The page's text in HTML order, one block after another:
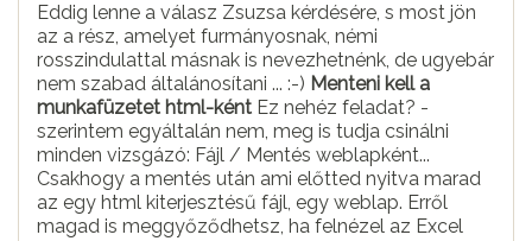
Eddig lenne a válasz Zsuzsa kérdésére, s most jön
az a rész, amelyet furmányosnak, némi
rosszindulattal másnak is nevezhetnénk, de ugyebár
nem szabad általánosítani ... :-) Menteni kell a
munkafüzetet html-ként Ez nehéz feladat? -
szerintem egyáltalán nem, meg is tudja csinálni
minden vizsgázó: Fájl / Mentés weblapként...
Csakhogy a mentés után ami előtted nyitva marad
az egy html kiterjesztésű fájl, egy weblap. Erről
magad is meggyőződhetsz, ha felnézel az Excel